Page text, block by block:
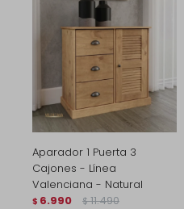
Aparador 1 Puerta 3
Cajones - Línea
Valenciana - Natural
$ 6.990 $ 11.490